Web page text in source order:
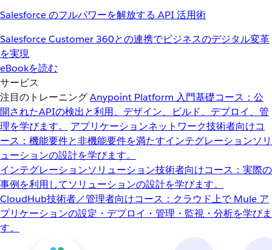
Salesforce のフルパワーを解放する API 活用術
Salesforce Customer 360との連携でビジネスのデジタル変革
を実現
eBookを読む
サービス
注目のトレーニングAnypoint Platform 入門基礎コース：公
開されたAPIの検出と利用、デザイン、ビルド、デプロイ、管
理を学びます。
アプリケーションネットワーク技術者向けコ
ース：機能要件と非機能要件を満たすインテグレーションソリ
ューションの設計を学びます。
インテグレーションソリューション技術者向けコース：実際の
事例を利用してソリューションの設計を学びます。
CloudHub技術者／管理者向けコース：クラウド上で Mule ア
プリケーションの設定・デプロイ・管理・監視・分析を学びま
す。